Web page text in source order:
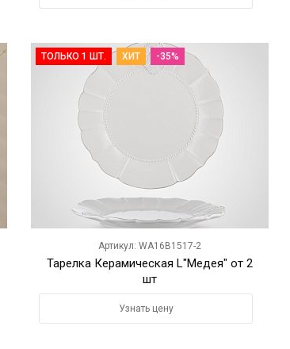
ТОЛЬКО 1 ШТ. ХИТ -35%
Артикул: WA16B1517-2
Тарелка Керамическая L"Медея" от 2
шт
Узнать цену